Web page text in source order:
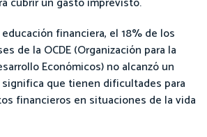
educación financiera, el 18% de los
de la OCDE (Organización para la
Económicos) no alcanzó un
que tienen dificultades para
financieros en situaciones de la vida